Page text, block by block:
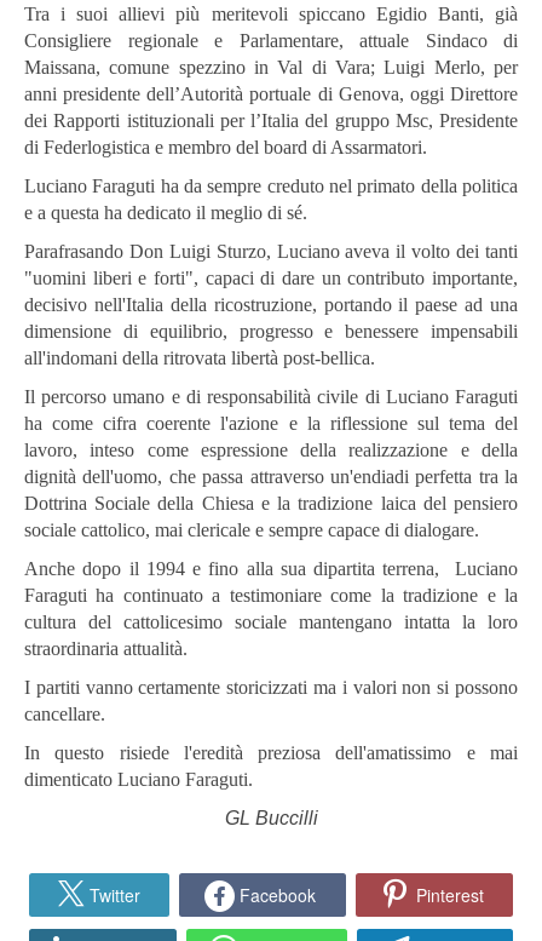
Tra i suoi allievi più meritevoli spiccano Egidio Banti, già
Consigliere regionale e Parlamentare, attuale Sindaco di
Maissana, comune spezzino in Val di Vara; Luigi Merlo, per
anni presidente dell’Autorità portuale di Genova, oggi Direttore
dei Rapporti istituzionali per l’Italia del gruppo Msc, Presidente
di Federlogistica e membro del board di Assarmatori.
Luciano Faraguti ha da sempre creduto nel primato della politica
e a questa ha dedicato il meglio di sé.
Parafrasando Don Luigi Sturzo, Luciano aveva il volto dei tanti
"uomini liberi e forti", capaci di dare un contributo importante,
decisivo nell'Italia della ricostruzione, portando il paese ad una
dimensione di equilibrio, progresso e benessere impensabili
all'indomani della ritrovata libertà post-bellica.
Il percorso umano e di responsabilità civile di Luciano Faraguti
ha come cifra coerente l'azione e la riflessione sul tema del
lavoro, inteso come espressione della realizzazione e della
dignità dell'uomo, che passa attraverso un'endiadi perfetta tra la
Dottrina Sociale della Chiesa e la tradizione laica del pensiero
sociale cattolico, mai clericale e sempre capace di dialogare.
Anche dopo il 1994 e fino alla sua dipartita terrena, Luciano
Faraguti ha continuato a testimoniare come la tradizione e la
cultura del cattolicesimo sociale mantengano intatta la loro
straordinaria attualità.
I partiti vanno certamente storicizzati ma i valori non si possono
cancellare.
In questo risiede l'eredità preziosa dell'amatissimo e mai
dimenticato Luciano Faraguti.
GL Buccilli
Twitter Facebook Pinterest